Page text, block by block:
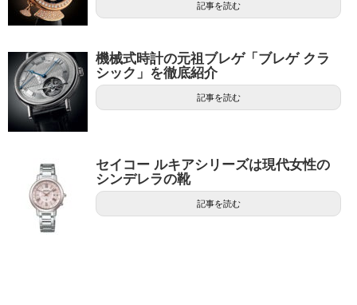
記事を読む
機械式時計の元祖ブレゲ「ブレゲ クラ
シック」を徹底紹介
記事を読む
セイコー ルキアシリーズは現代女性の
シンデレラの靴
記事を読む